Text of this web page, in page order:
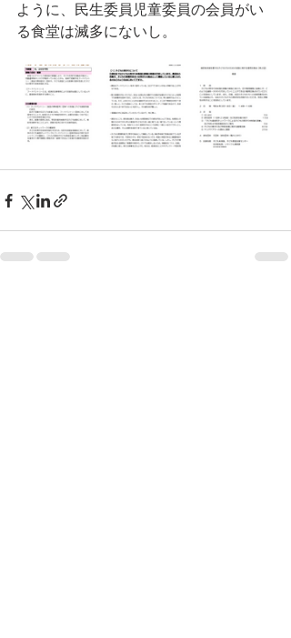
ように、民生委員児童委員の会員がい
る食堂は滅多にないし。